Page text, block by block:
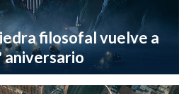
filosofal vuelve a
aniversario